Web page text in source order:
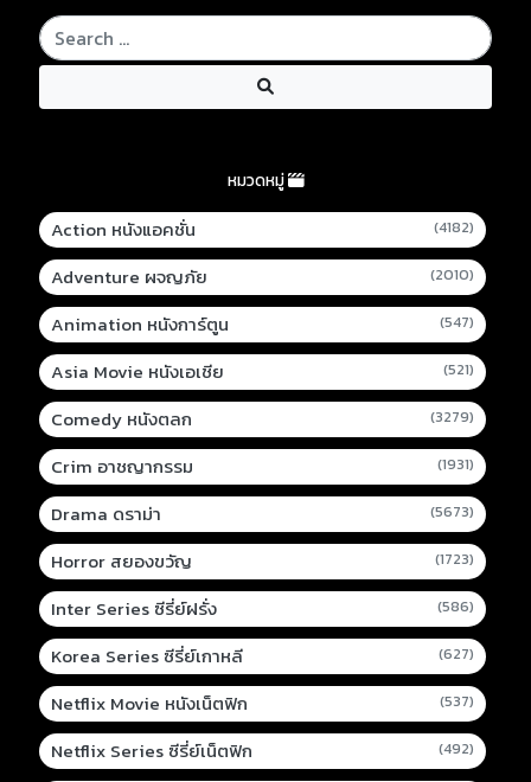
หมวดหมู่
Action หนังแอคชั่น (4182)
Adventure ผจญภัย (2010)
Animation หนังการ์ตูน (547)
Asia Movie หนังเอเชีย (521)
Comedy หนังตลก (3279)
Crim อาชญากรรม (1931)
Drama ดราม่า (5673)
Horror สยองขวัญ (1723)
Inter Series ซีรี่ย์ฝรั่ง (586)
Korea Series ซีรี่ย์เกาหลี (627)
Netflix Movie หนังเน็ตฟิก (537)
Netflix Series ซีรี่ย์เน็ตฟิก (492)